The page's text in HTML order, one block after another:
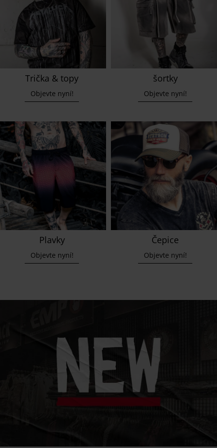
Trička & topy
Objevte nyní!
šortky
Objevte nyní!
Plavky
Objevte nyní!
Čepice
Objevte nyní!